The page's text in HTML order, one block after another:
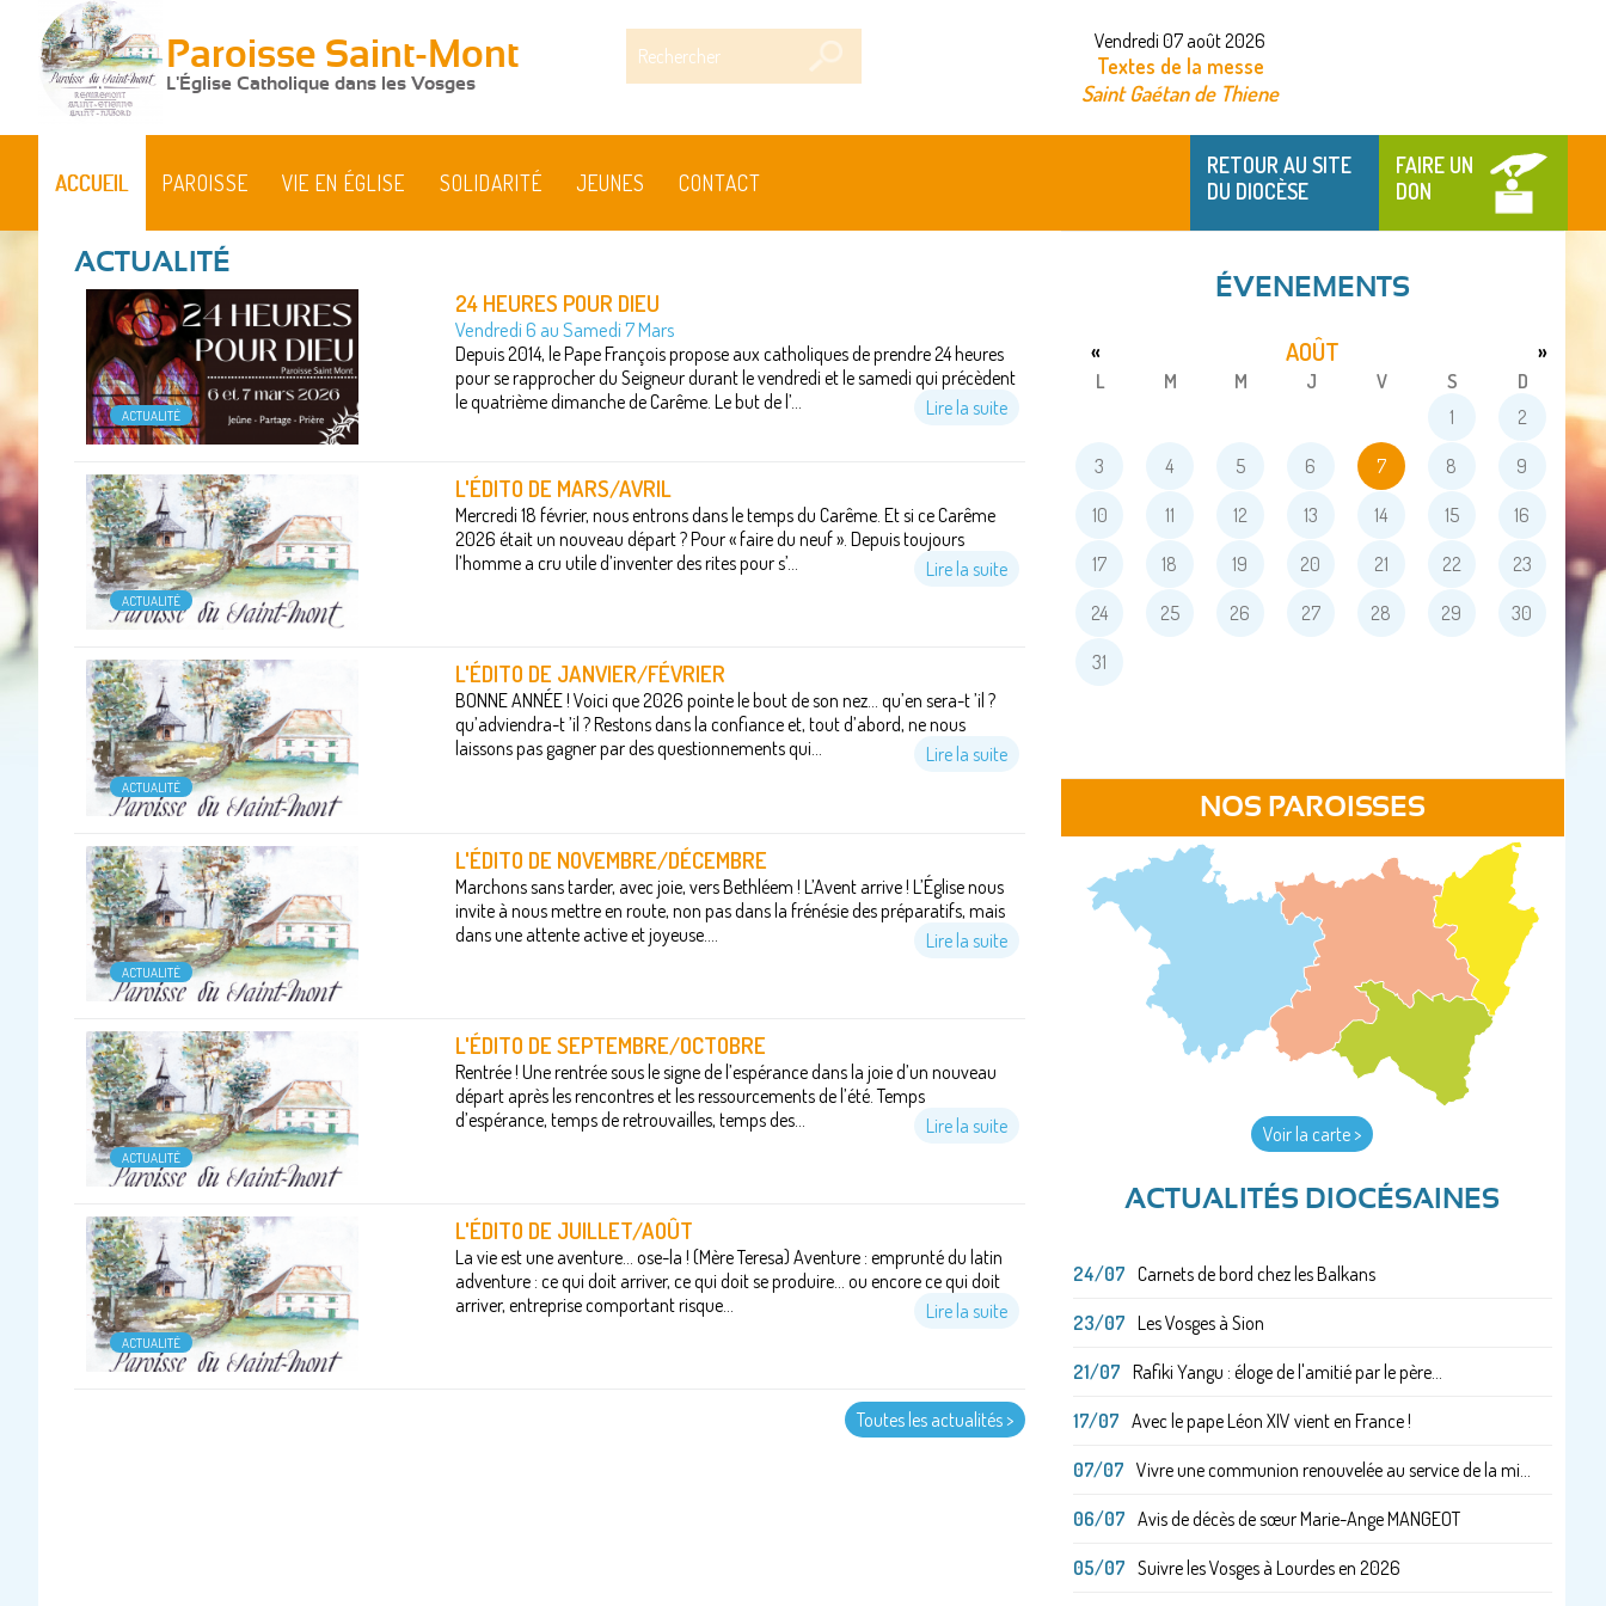
Paroisse Saint-Mont
L'Église Catholique dans les Vosges
Vendredi 07 août 2026
Textes de la messe
Saint Gaétan de Thiene
RETOUR AU SITE
DU DIOCÈSE
FAIRE UN
DON
ACCUEIL PAROISSE VIE EN ÉGLISE SOLIDARITÉ JEUNES CONTACT
ACTUALITÉ
24 HEURES POUR DIEU
Vendredi 6 au Samedi 7 Mars
Depuis 2014, le Pape François propose aux catholiques de prendre 24 heures
pour se rapprocher du Seigneur durant le vendredi et le samedi qui précèdent
le quatrième dimanche de Carême. Le but de l’...
Lire la suite
ACTUALITÉ
L'ÉDITO DE MARS/AVRIL
Mercredi 18 février, nous entrons dans le temps du Carême. Et si ce Carême
2026 était un nouveau départ ? Pour « faire du neuf ». Depuis toujours
l’homme a cru utile d’inventer des rites pour s’...
Lire la suite
ACTUALITÉ
L'ÉDITO DE JANVIER/FÉVRIER
BONNE ANNÉE ! Voici que 2026 pointe le bout de son nez... qu’en sera-t ’il ?
qu’adviendra-t ’il ? Restons dans la confiance et, tout d’abord, ne nous
laissons pas gagner par des questionnements qui...
Lire la suite
ACTUALITÉ
L'ÉDITO DE NOVEMBRE/DÉCEMBRE
Marchons sans tarder, avec joie, vers Bethléem ! L’Avent arrive ! L’Église nous
invite à nous mettre en route, non pas dans la frénésie des préparatifs, mais
dans une attente active et joyeuse....
Lire la suite
ACTUALITÉ
L'ÉDITO DE SEPTEMBRE/OCTOBRE
Rentrée ! Une rentrée sous le signe de l’espérance dans la joie d’un nouveau
départ après les rencontres et les ressourcements de l’été. Temps
d’espérance, temps de retrouvailles, temps des...
Lire la suite
ACTUALITÉ
L'ÉDITO DE JUILLET/AOÛT
La vie est une aventure... ose-la ! (Mère Teresa) Aventure : emprunté du latin
adventure : ce qui doit arriver, ce qui doit se produire... ou encore ce qui doit
arriver, entreprise comportant risque...
Lire la suite
Toutes les actualités >
ÉVENEMENTS
AOÛT
« »
L M M J V S
D
1
2
3 4 5 6 7 8 9
10 11 12 13 14 15 16
17 18 19 20 21 22 23
24 25 26 27 28 29 30
31
NOS PAROISSES
Voir la carte >
ACTUALITÉS DIOCÉSAINES
24/07 Carnets de bord chez les Balkans
23/07 Les Vosges à Sion
21/07 Rafiki Yangu : éloge de l'amitié par le père...
17/07 Avec le pape Léon XIV vient en France !
07/07 Vivre une communion renouvelée au service de la mi...
06/07 Avis de décès de sœur Marie-Ange MANGEOT
05/07 Suivre les Vosges à Lourdes en 2026